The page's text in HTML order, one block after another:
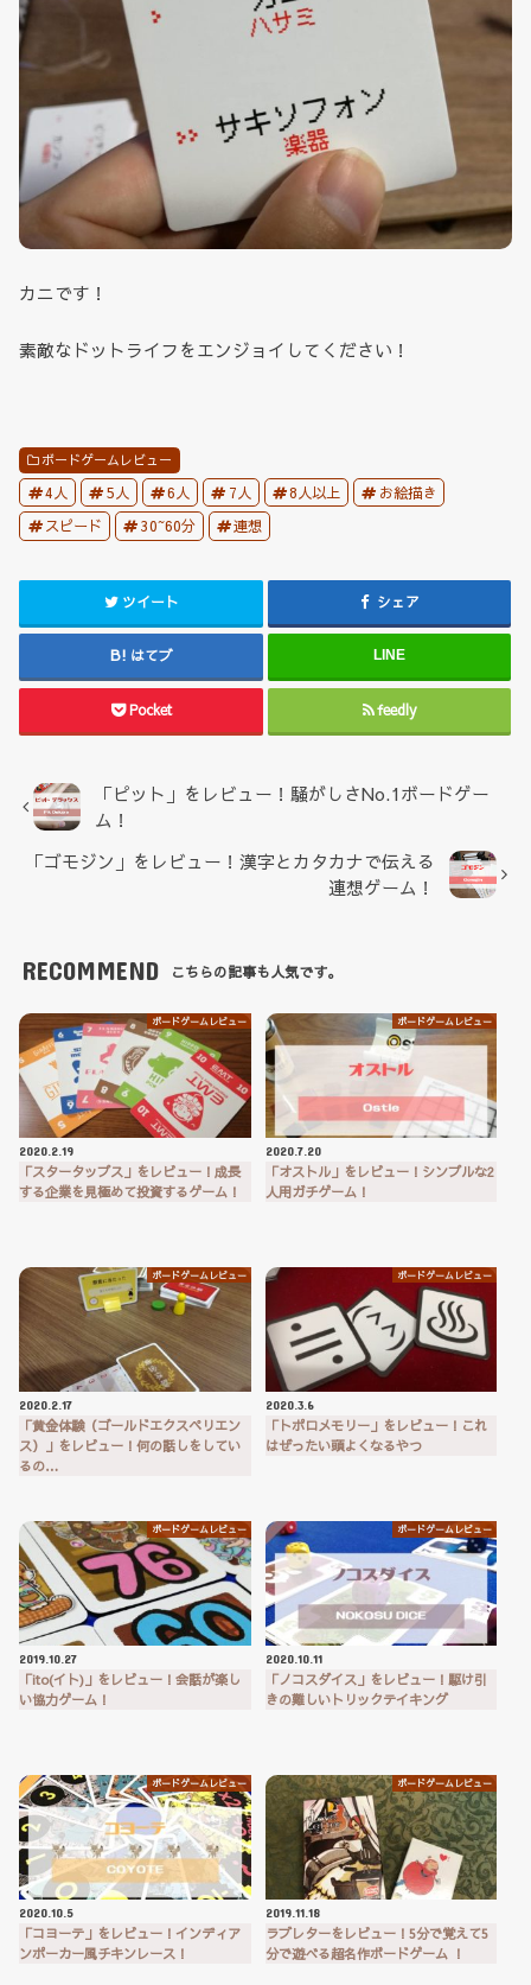
カニです！
素敵なドットライフをエンジョイしてください！
ボードゲームレビュー
4人 5人 6人 7人 8人以上
お絵描き
スピード
30~60分 連想
ツイート シェア
はてブ LINE
Pocket feedly
「ピット」をレビュー！騒がしさNo.1ボードゲー
ム！
「ゴモジン」をレビュー！漢字とカタカナで伝える
連想ゲーム！
RECOMMEND こちらの記事も人気です。
ボードゲームレビュー
2020.2.19
「スタータップス」をレビュー！成長
する企業を見極めて投資するゲーム！
ボードゲームレビュー
2020.7.20
「オストル」をレビュー！シンプルな2
人用ガチゲーム！
ボードゲームレビュー
2020.2.17
「黄金体験（ゴールドエクスペリエン
ス）」をレビュー！何の話しをしてい
るの…
ボードゲームレビュー
2020.3.6
「トポロメモリー」をレビュー！これ
はぜったい頭よくなるやつ
ボードゲームレビュー
2019.10.27
「ito(イト)」をレビュー！会話が楽し
い協力ゲーム！
ボードゲームレビュー
2020.10.11
「ノコスダイス」をレビュー！駆け引
きの難しいトリックテイキング
ボードゲームレビュー
2020.10.5
「コヨーテ」をレビュー！インディア
ンポーカー風チキンレース！
ボードゲームレビュー
2019.11.18
ラブレターをレビュー！5分で覚えて5
分で遊べる超名作ボードゲーム ！